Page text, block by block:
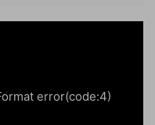
error(code:4)